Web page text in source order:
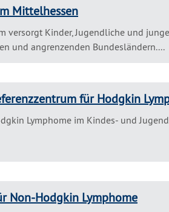
Mittelhessen
versorgt Kinder, Jugendliche und
und angrenzenden Bundesländern....
für Hodgkin
Lymphome im Kindes- und
Non-Hodgkin Lymphome